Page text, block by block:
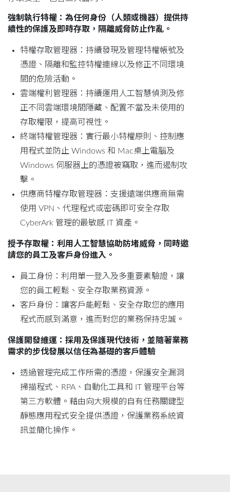
強制執行特權：為任何身份（人類或機器）提供持
續性的保護及即時存取，隔離威脅防止作亂。
特權存取管理器：持續發現及管理特權帳號及
憑證、隔離和監控特權連線以及修正不同環境
間的危險活動。
雲端權利管理器：持續運用人工智慧偵測及修
正不同雲端環境間隱藏、配置不當及未使用的
存取權限，提高可視性。
終端特權管理器：實行最小特權原則、控制應
用程式並防止 Windows 和 Mac桌上電腦及
Windows 伺服器上的憑證被竊取，進而遏制攻
擊。
供應商特權存取管理器：支援遠端供應商無需
使用 VPN、代理程式或密碼即可安全存取
CyberArk 管理的最敏感 IT 資產。
授予存取權：利用人工智慧協助防堵威脅，同時邀
請您的員工及客戶身份進入。
員工身份：利用單一登入及多重要素驗證，讓
您的員工輕鬆、安全存取業務資源。
客戶身份：讓客戶能輕鬆、安全存取您的應用
程式而感到滿意，進而對您的業務保持忠誠。
保護開發維運：採用及保護現代技術，並隨著業務
需求的步伐發展以信任為基礎的客戶體驗
透過管理完成工作所需的憑證，保護安全漏洞
掃描程式、RPA、自動化工具和 IT 管理平台等
第三方軟體。藉由向大規模的自有任務關鍵型
靜態應用程式安全提供憑證，保護業務系統資
訊並簡化操作。